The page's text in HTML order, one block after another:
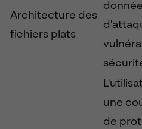
Architecture des
fichiers plats
une
de